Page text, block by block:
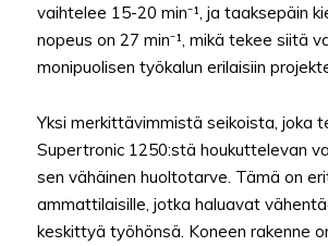
vaihtelee 15-20 min⁻¹, ja taaksepäin
nopeus on 27 min⁻¹, mikä tekee siitä
monipuolisen työkalun erilaisiin
Yksi merkittävimmistä seikoista, joka
Supertronic 1250:stä houkuttelevan
sen vähäinen huoltotarve. Tämä on
ammattilaisille, jotka haluavat
keskittyä työhönsä. Koneen rakenne